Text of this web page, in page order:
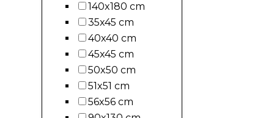
140x180 cm
35x45 cm
40x40 cm
45x45 cm
50x50 cm
51x51 cm
56x56 cm